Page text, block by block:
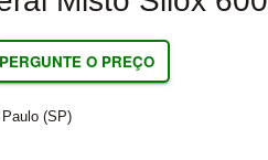
PERGUNTE O PREÇO
(SP)